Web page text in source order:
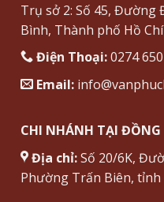
Trụ sở 2: Số 45,
Bình, Thành phố Hồ
Điện Thoại:0274
Email:
CHI NHÁNH TẠI ĐỒNG
Địa chỉ:Số 20/6K,
Phường Trấn Biên,